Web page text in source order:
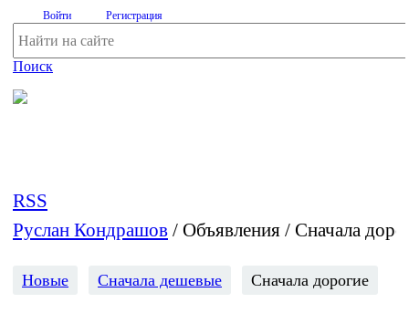
Войти Регистрация
Поиск
RSS
Руслан Кондрашов / Объявления / Сначала
Новые Сначала дешевые Сначала дорогие